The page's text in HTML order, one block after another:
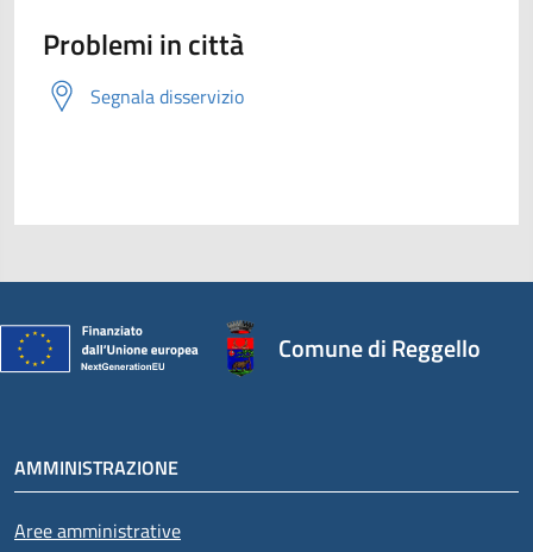
Problemi in città
Segnala disservizio
Comune di Reggello
AMMINISTRAZIONE
Aree amministrative